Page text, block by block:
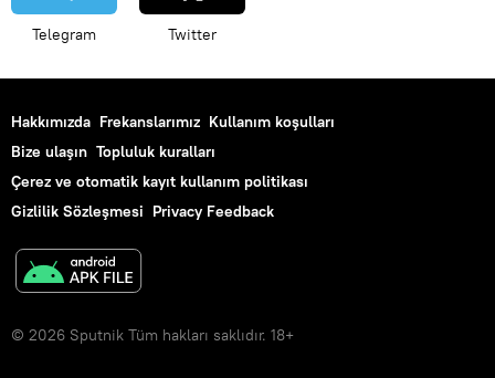
Telegram Twitter
Hakkımızda Frekanslarımız Kullanım koşulları
Bize ulaşın Topluluk kuralları
Çerez ve otomatik kayıt kullanım politikası
Gizlilik Sözleşmesi Privacy Feedback
© 2026 Sputnik Tüm hakları saklıdır. 18+